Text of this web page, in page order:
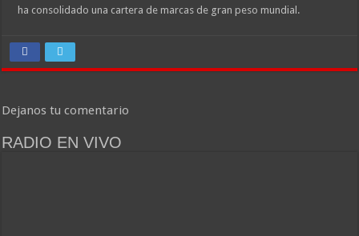
ha consolidado una cartera de marcas de gran peso mundial.
Dejanos tu comentario
RADIO EN VIVO